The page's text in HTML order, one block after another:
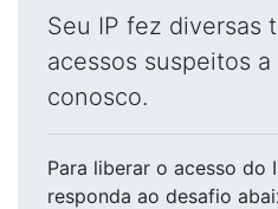
Seu IP fez diversas
acessos suspeitos
conosco.
Para liberar o acesso do
responda ao desafio